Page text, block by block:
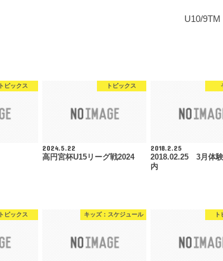
U10/9TM
トピックス トピックス
2024.5.22
高円宮杯U15リーグ戦2024
2018.2.25
2018.02.25 3月体
内
トピックス キッズ：スケジュール